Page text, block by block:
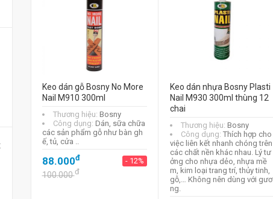
Băng keo chống
thấm cao cấp Butyl
Nhật Bản Fact-
Depot 100 mm x
5m
97.000 - 64%
270.000
Keo dán gỗ Bosny No More
Nail M910 300ml
Thương hiệu: Bosny
Công dụng: Dán, sữa chữa
các sản phẩm gỗ như bàn gh
ế, tủ, cửa ..
88.000đ - 12%
100.000đ
Keo dán nhựa Bosny Plasti
Nail M930 300ml thùng 12
chai
Thương hiệu: Bosny
Công dụng: Thích hợp cho
việc liên kết nhanh chóng trên
các chất nền khác nhau. Lý tư
ởng cho nhựa dẻo, nhựa mề
m, kim loại trang trí, thủy tinh,
gỗ,… Không nên dùng với gươ
ng.